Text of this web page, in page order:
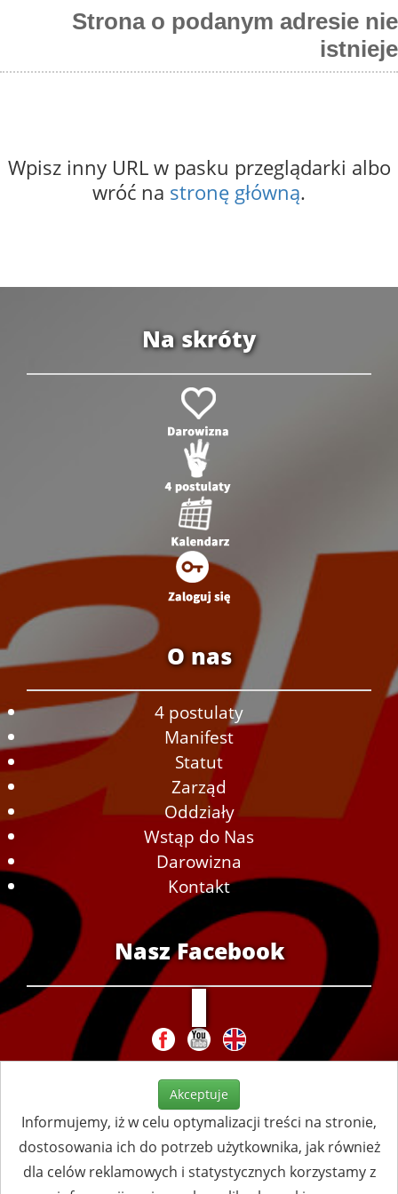
Strona o podanym adresie nie
istnieje
Wpisz inny URL w pasku przeglądarki albo
wróć na stronę główną.
Na skróty
O nas
4 postulaty
Manifest
Statut
Zarząd
Oddziały
Wstąp do Nas
Darowizna
Kontakt
Nasz Facebook
Akceptuje
Informujemy, iż w celu optymalizacji treści na stronie,
dostosowania ich do potrzeb użytkownika, jak również
dla celów reklamowych i statystycznych korzystamy z